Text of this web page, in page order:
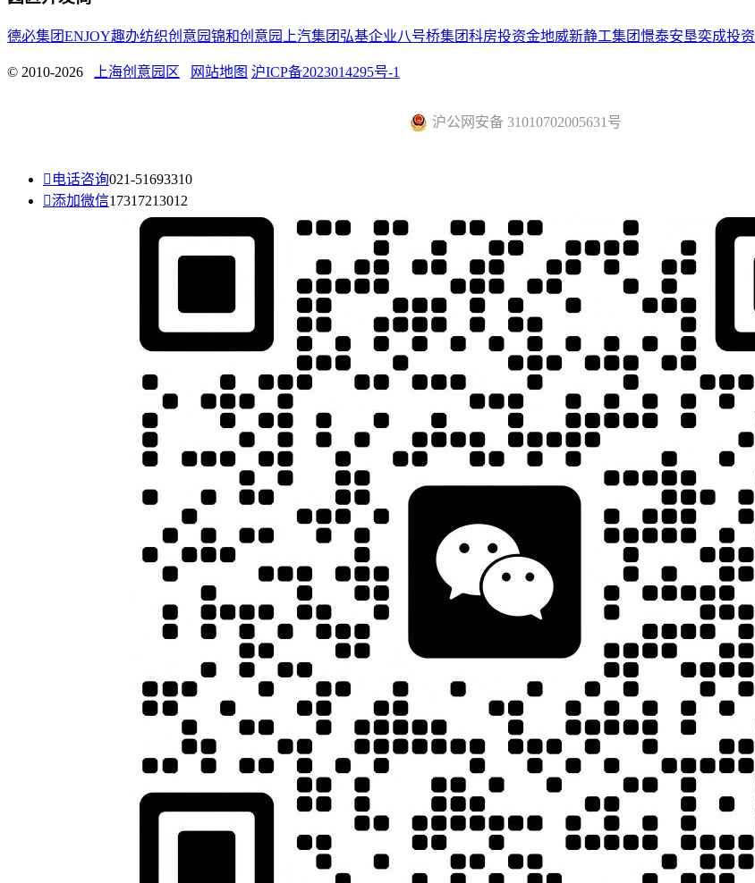
德必集团ENJOY趣办纺织创意园锦和创意园 上汽集团 弘基企业八号桥集团科房投资金地威新静工集团憬泰安垦奕成投资
© 2010-2026 上海创意园区 网站地图 沪ICP备2023014295号-1
沪公网安备 31010702005631号
 电话咨询021-51693310
添加微信17317213012